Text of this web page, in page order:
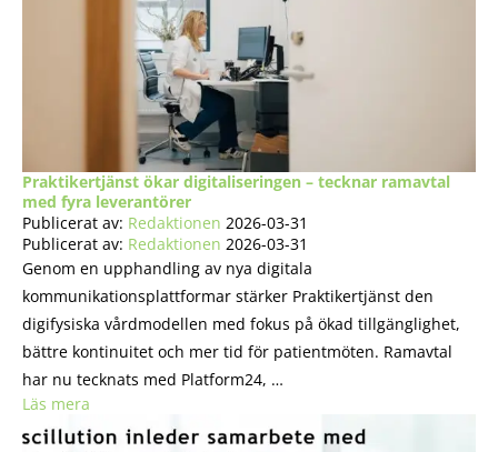
Praktikertjänst ökar digitaliseringen – tecknar ramavtal
med fyra leverantörer
Publicerat av: Redaktionen 2026-03-31
Publicerat av: Redaktionen 2026-03-31
Genom en upphandling av nya digitala
kommunikationsplattformar stärker Praktikertjänst den
digifysiska vårdmodellen med fokus på ökad tillgänglighet,
bättre kontinuitet och mer tid för patientmöten. Ramavtal
har nu tecknats med Platform24, …
Läs mera